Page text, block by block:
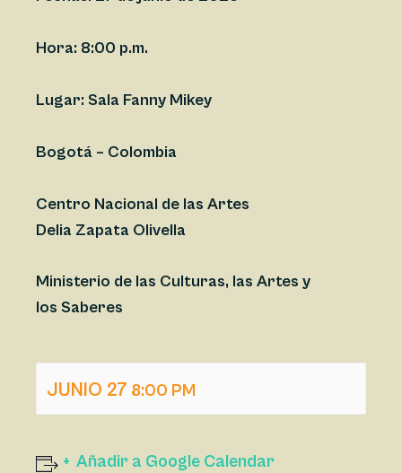
Hora: 8:00 p.m.
Lugar: Sala Fanny Mikey
Bogotá – Colombia
Centro Nacional de las Artes
Delia Zapata Olivella
Ministerio de las Culturas, las Artes y
los Saberes
JUNIO 27 8:00 PM
Añadir a Google Calendar